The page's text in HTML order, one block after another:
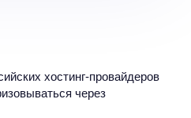
хостинг-провайдеров
через